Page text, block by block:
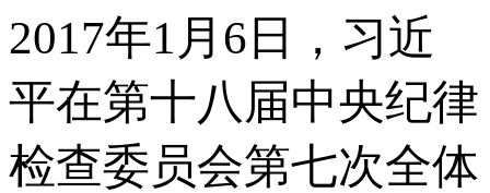
2017年1月6日，习近
平在第十八届中央纪律
检查委员会第七次全体